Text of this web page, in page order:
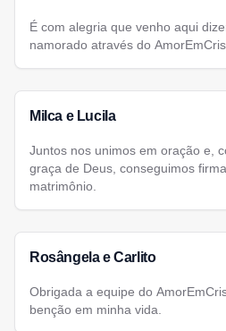
É com alegria que venho aqui
namorado através do
Milca e Lucila
Juntos nos unimos em oração e,
graça de Deus, conseguimos
matrimônio.
Rosângela e Carlito
Obrigada a equipe do
benção em minha vida.